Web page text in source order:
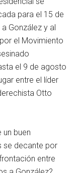
para el 15 de
González y al
el Movimiento
el 9 de agosto
entre el líder
Otto
buen
se decante por
entre